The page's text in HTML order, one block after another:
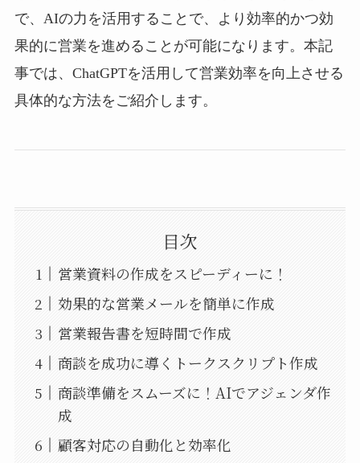
で、AIの力を活用することで、より効率的かつ効
果的に営業を進めることが可能になります。本記
事では、ChatGPTを活用して営業効率を向上させる
具体的な方法をご紹介します。
目次
営業資料の作成をスピーディーに！
効果的な営業メールを簡単に作成
営業報告書を短時間で作成
商談を成功に導くトークスクリプト作成
商談準備をスムーズに！AIでアジェンダ作
成
顧客対応の自動化と効率化